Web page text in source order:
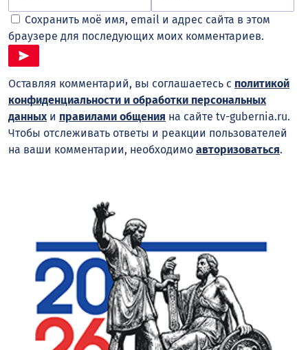
Сохранить моё имя, email и адрес сайта в этом
браузере для последующих моих комментариев.
Оставляя комментарий, вы соглашаетесь с политикой
конфиденциальности и обработки персональных
данныхи правилами общения на сайте tv-gubernia.ru.
Чтобы отслеживать ответы и реакции пользователей
на ваши комментарии, необходимо авторизоваться.